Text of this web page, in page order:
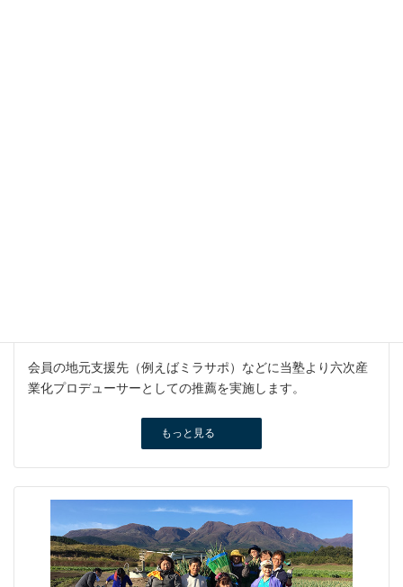
会員の地元支援先（例えばミラサポ）などに当塾より六次産
業化プロデューサーとしての推薦を実施します。
もっと見る